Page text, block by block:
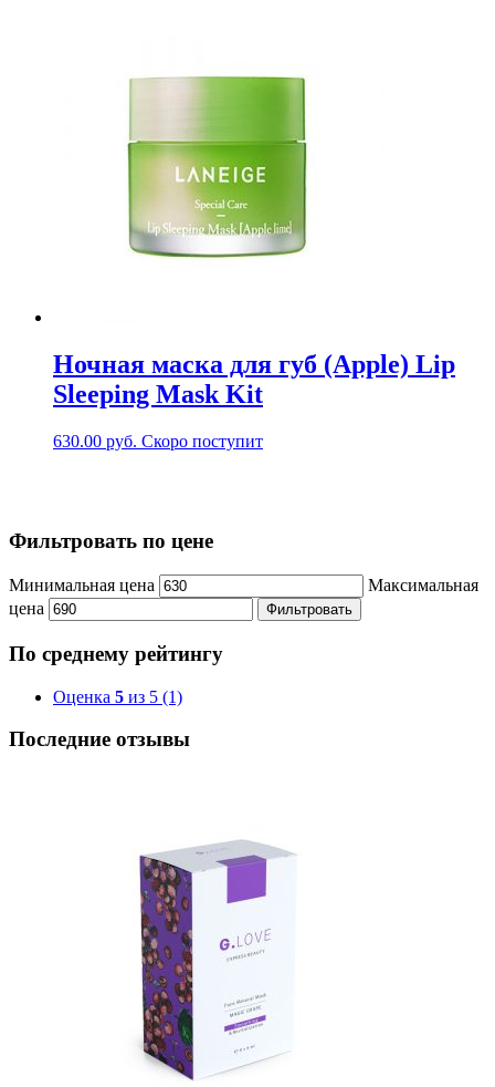
Ночная маска для губ (Apple) Lip
Sleeping Mask Kit
630.00 руб. Скоро поступит
Фильтровать по цене
Минимальная цена
Максимальная
цена
Фильтровать
По среднему рейтингу
Оценка 5 из 5 (1)
Последние отзывы